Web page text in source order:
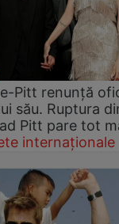
Pitt renunță
său. Ruptura
Pitt pare tot
internaționale